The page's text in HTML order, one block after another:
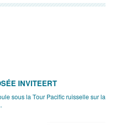
INVITEERT
sous la Tour Pacific ruisselle sur la